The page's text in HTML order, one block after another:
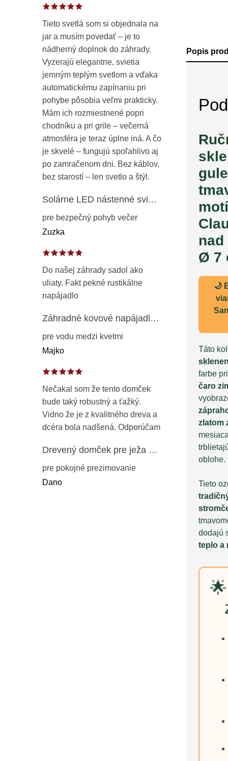
Tieto svetlá som si objednala na
jar a musím povedať – je to
nádherný doplnok do záhrady.
Vyzerajú elegantne, svietia
jemným teplým svetlom a vďaka
automatickému zapínaniu pri
pohybe pôsobia veľmi prakticky.
Mám ich rozmiestnené popri
chodníku a pri grile – večerná
atmosféra je teraz úplne iná. A čo
je skvelé – fungujú spoľahlivo aj
po zamračenom dni. Bez káblov,
bez starostí – len svetlo a štýl.
Solárne LED nástenné svietidlo s pohybovým a súmrakovým senzorom – vonkajšie fasádne osvetlenie IP65
pre bezpečný pohyb večer
Zuzka
Do našej záhrady sadol ako
uliaty. Fakt pekné rustikálne
napájadlo
Záhradné kovové napájadlo pre vtáky 8 cm / 104 cm – dekorácia z patinovanej ocele v prírodnej hrdzi
pre vodu medzi kvetmi
Majko
Nečakal som že tento domček
bude taký robustný a ťažký.
Vidno že je z kvalitného dreva a
dcéra bola nadšená. Odporúčam
Drevený domček pre ježa – záhradný úkryt z opaľovaného dreva s vodoodolnou strechou 50 cm
pre pokojné prezimovanie
Dano
Popis
nad
Ø 7
🌙
Táto
farbe
čaro
zlatom
oblohe.
Tieto
dodajú
teplo a